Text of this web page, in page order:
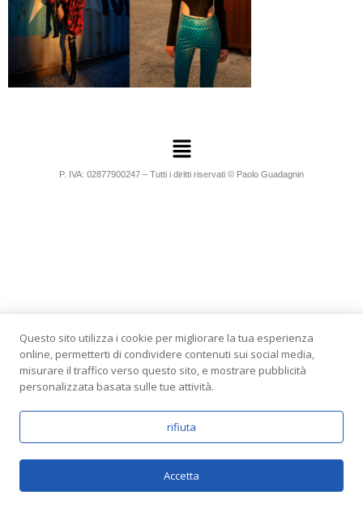
P. IVA: 02877900247 – Tutti i diritti riservati © Paolo Guadagnin
Questo sito utilizza i cookie per migliorare la tua esperienza
online, permetterti di condividere contenuti sui social media,
misurare il traffico verso questo sito, e mostrare pubblicità
personalizzata basata sulle tue attività.
rifiuta
Accetta